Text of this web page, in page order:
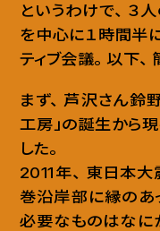
というわけで、 ３
を中心に１時間半
ティブ会議。 以下、
まず、 芦沢さん鈴
工房」の誕生から
した。
2011年、 東日本大
巻沿岸部に縁のあ
必要なものはなに